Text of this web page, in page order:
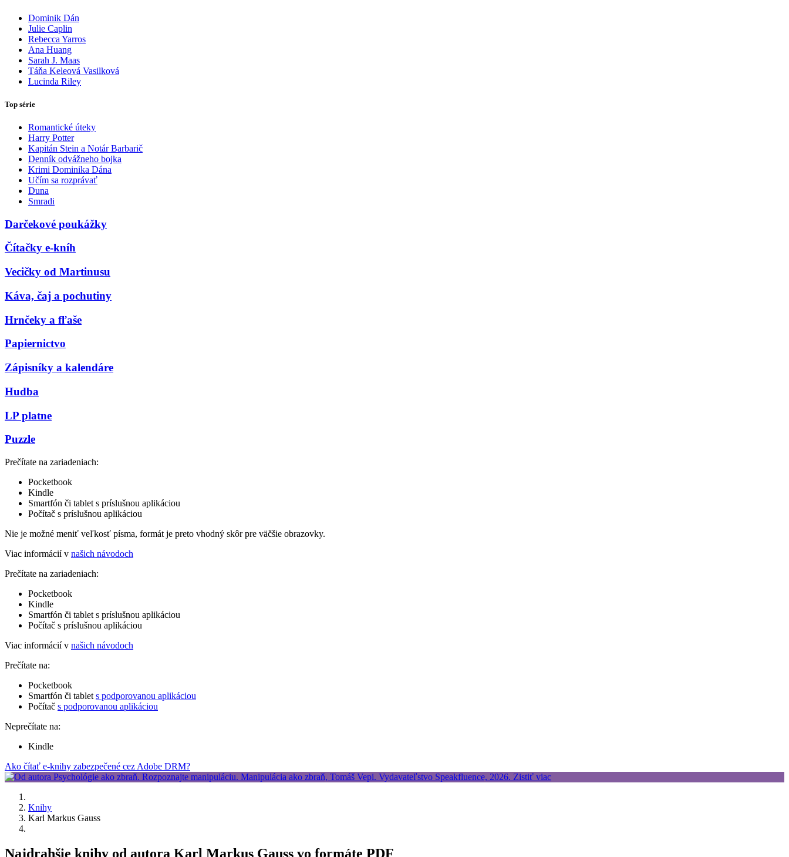
Dominik Dán
Julie Caplin
Rebecca Yarros
Ana Huang
Sarah J. Maas
Táňa Keleová Vasilková
Lucinda Riley
Top série
Romantické úteky
Harry Potter
Kapitán Stein a Notár Barbarič
Denník odvážneho bojka
Krimi Dominika Dána
Učím sa rozprávať
Duna
Smradi
Darčekové poukážky
Čítačky e-kníh
Vecičky od Martinusu
Káva, čaj a pochutiny
Hrnčeky a fľaše
Papiernictvo
Zápisníky a kalendáre
Hudba
LP platne
Puzzle
Prečítate na zariadeniach:
Pocketbook
Kindle
Smartfón či tablet s príslušnou aplikáciou
Počítač s príslušnou aplikáciou
Nie je možné meniť veľkosť písma, formát je preto vhodný skôr pre väčšie obrazovky.
Viac informácií v našich návodoch
Prečítate na zariadeniach:
Pocketbook
Kindle
Smartfón či tablet s príslušnou aplikáciou
Počítač s príslušnou aplikáciou
Viac informácií v našich návodoch
Prečítate na:
Pocketbook
Smartfón či tablet s podporovanou aplikáciou
Počítač s podporovanou aplikáciou
Neprečítate na:
Kindle
Ako čítať e-knihy zabezpečené cez Adobe DRM?
Knihy
Karl Markus Gauss
Najdrahšie knihy od autora Karl Markus Gauss vo formáte PDF